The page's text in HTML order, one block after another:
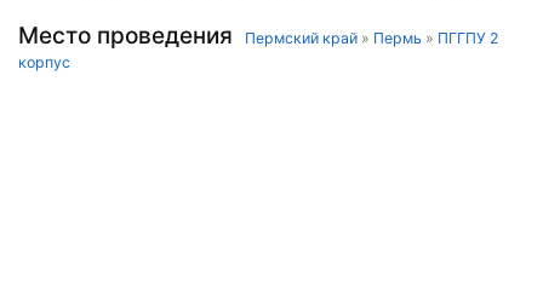
Место проведения Пермский край » Пермь » ПГГПУ 2
корпус